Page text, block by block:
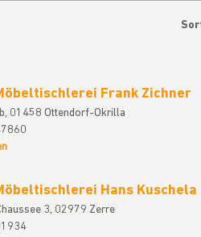
Frank Zichner
01458 Ottendorf-Okrilla
Hans Kuschela
3, 02979 Zerre